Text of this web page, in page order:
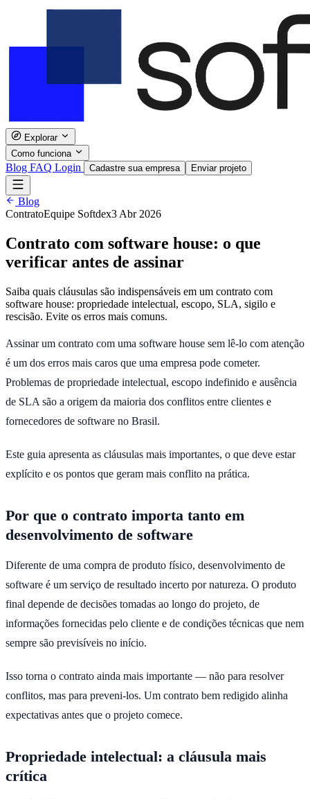
Explorar
Como funciona
Blog FAQ Login Cadastre sua empresa Enviar projeto
Blog
ContratoEquipe Softdex3 Abr 2026
Contrato com software house: o que
verificar antes de assinar
Saiba quais cláusulas são indispensáveis em um contrato com
software house: propriedade intelectual, escopo, SLA, sigilo e
rescisão. Evite os erros mais comuns.
Assinar um contrato com uma software house sem lê-lo com atenção
é um dos erros mais caros que uma empresa pode cometer.
Problemas de propriedade intelectual, escopo indefinido e ausência
de SLA são a origem da maioria dos conflitos entre clientes e
fornecedores de software no Brasil.
Este guia apresenta as cláusulas mais importantes, o que deve estar
explícito e os pontos que geram mais conflito na prática.
Por que o contrato importa tanto em
desenvolvimento de software
Diferente de uma compra de produto físico, desenvolvimento de
software é um serviço de resultado incerto por natureza. O produto
final depende de decisões tomadas ao longo do projeto, de
informações fornecidas pelo cliente e de condições técnicas que nem
sempre são previsíveis no início.
Isso torna o contrato ainda mais importante — não para resolver
conflitos, mas para preveni-los. Um contrato bem redigido alinha
expectativas antes que o projeto comece.
Propriedade intelectual: a cláusula mais
crítica